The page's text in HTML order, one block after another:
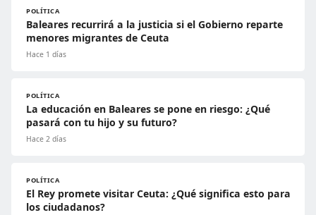
POLÍTICA
Baleares recurrirá a la justicia si el Gobierno reparte
menores migrantes de Ceuta
Hace 1 días
POLÍTICA
La educación en Baleares se pone en riesgo: ¿Qué
pasará con tu hijo y su futuro?
Hace 2 días
POLÍTICA
El Rey promete visitar Ceuta: ¿Qué significa esto para
los ciudadanos?